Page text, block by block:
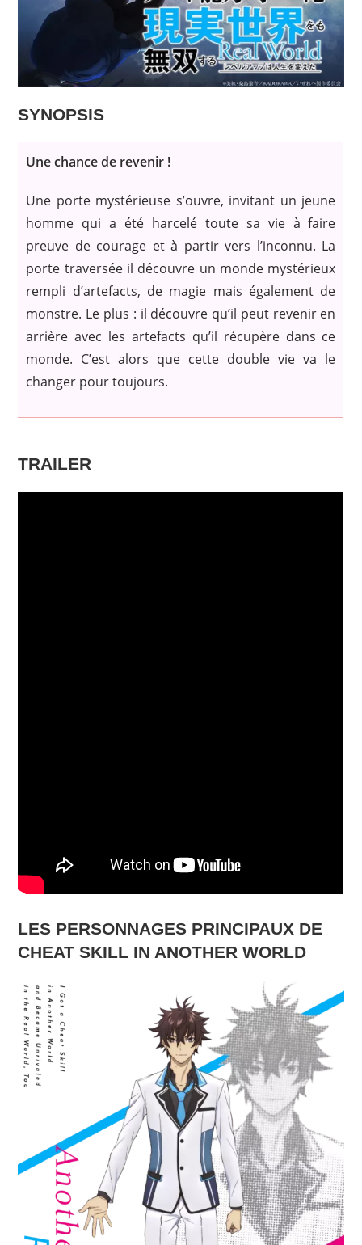
SYNOPSIS
Une chance de revenir !
Une porte mystérieuse s’ouvre, invitant un jeune
homme qui a été harcelé toute sa vie à faire
preuve de courage et à partir vers l’inconnu. La
porte traversée il découvre un monde mystérieux
rempli d’artefacts, de magie mais également de
monstre. Le plus : il découvre qu’il peut revenir en
arrière avec les artefacts qu’il récupère dans ce
monde. C’est alors que cette double vie va le
changer pour toujours.
TRAILER
LES PERSONNAGES PRINCIPAUX DE
CHEAT SKILL IN ANOTHER WORLD